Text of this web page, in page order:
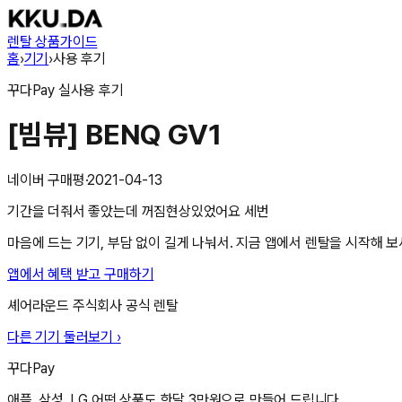
렌탈 상품가이드
홈›기기›사용 후기
꾸다Pay 실사용 후기
[빔뷰] BENQ GV1
네이버 구매평·2021-04-13
기간을 더줘서 좋았는데 꺼짐현상있었어요 세번
마음에 드는 기기, 부담 없이 길게 나눠서. 지금 앱에서 렌탈을 시작해 보
앱에서 혜택 받고 구매하기
셰어라운드 주식회사 공식 렌탈
다른 기기 둘러보기 ›
꾸다Pay